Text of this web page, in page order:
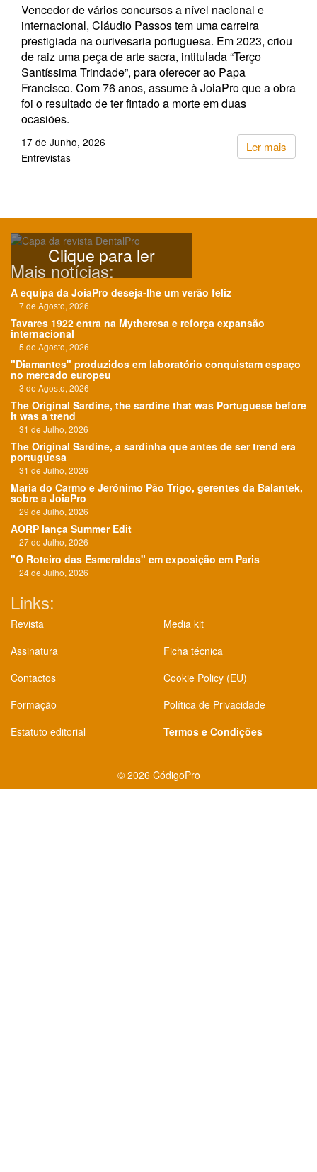
Vencedor de vários concursos a nível nacional e
internacional, Cláudio Passos tem uma carreira
prestigiada na ourivesaria portuguesa. Em 2023, criou
de raiz uma peça de arte sacra, intitulada “Terço
Santíssima Trindade”, para oferecer ao Papa
Francisco. Com 76 anos, assume à JoiaPro que a obra
foi o resultado de ter fintado a morte em duas
ocasiões.
Ler mais
17 de Junho, 2026
Entrevistas
Clique para ler
Mais notícias:
A equipa da JoiaPro deseja-lhe um verão feliz
7 de Agosto, 2026
Tavares 1922 entra na Mytheresa e reforça expansão
internacional
5 de Agosto, 2026
"Diamantes" produzidos em laboratório conquistam espaço
no mercado europeu
3 de Agosto, 2026
The Original Sardine, the sardine that was Portuguese before
it was a trend
31 de Julho, 2026
The Original Sardine, a sardinha que antes de ser trend era
portuguesa
31 de Julho, 2026
Maria do Carmo e Jerónimo Pão Trigo, gerentes da Balantek,
sobre a JoiaPro
29 de Julho, 2026
AORP lança Summer Edit
27 de Julho, 2026
"O Roteiro das Esmeraldas" em exposição em Paris
24 de Julho, 2026
Links:
Revista
Assinatura
Contactos
Formação
Estatuto editorial
Media kit
Ficha técnica
Cookie Policy (EU)
Política de Privacidade
Termos e Condições
© 2026 CódigoPro